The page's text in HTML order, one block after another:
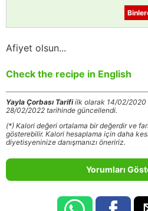
Afiyet olsun...
Check the recipe in English
Yayla Çorbası Tarifiilk olarak 14/02/2020
28/02/2022 tarihinde güncellendi.
(*) Kalori değeri ortalama bir değerdir ve
gösterebilir. Kalori hesaplama için daha
diyetisyeninize danışmanızı öneririz.
Yorumları